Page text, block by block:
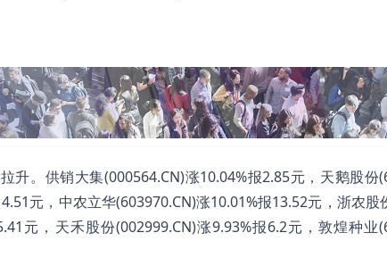
升。供销大集(000564.CN)涨10.04%报2.85元，天鹅股份
元，中农立华(603970.CN)涨10.01%报13.52元，浙农股
元，天禾股份(002999.CN)涨9.93%报6.2元，敦煌种业